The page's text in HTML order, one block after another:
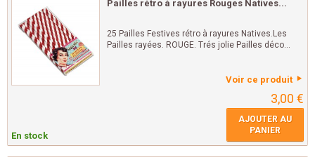
Pailles rétro à rayures Rouges Natives...
25 Pailles Festives rétro à rayures Natives.Les
Pailles rayées. ROUGE. Trés jolie Pailles déco...
Voir ce produit
3,00 €
En stock
AJOUTER AU
PANIER